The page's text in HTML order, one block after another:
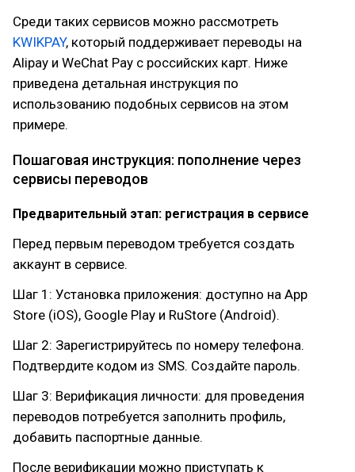
Среди таких сервисов можно рассмотреть
KWIKPAY, который поддерживает переводы на
Alipay и WeChat Pay с российских карт. Ниже
приведена детальная инструкция по
использованию подобных сервисов на этом
примере.
Пошаговая инструкция: пополнение через
сервисы переводов
Предварительный этап: регистрация в сервисе
Перед первым переводом требуется создать
аккаунт в сервисе.
Шаг 1: Установка приложения: доступно на App
Store (iOS), Google Play и RuStore (Android).
Шаг 2: Зарегистрируйтесь по номеру телефона.
Подтвердите кодом из SMS. Создайте пароль.
Шаг 3: Верификация личности: для проведения
переводов потребуется заполнить профиль,
добавить паспортные данные.
После верификации можно приступать к